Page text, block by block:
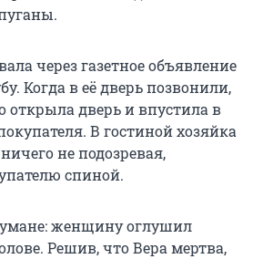
через газетное объявление
Когда в её дверь позвонили,
дверь и впустила в
В гостиной хозяйка
не подозревая,
спиной.
женщину оглушил
Решив, что Вера мертва,